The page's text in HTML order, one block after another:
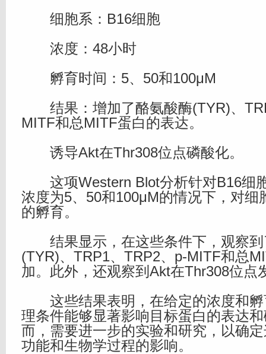
细胞系：B16细胞
浓度：48小时
孵育时间：5、50和100μM
结果：增加了酪氨酸酶(TYR)、
MITF和总MITF蛋白的表达。
诱导Akt在Thr308位点磷酸化。
这项Western Blot分析针对B16细
浓度为5、50和100μM的情况下，对细
的孵育。
结果显示，在这些条件下，观察到
(TYR)、TRP1、TRP2、p-MITF和总
加。此外，还观察到Akt在Thr308位点
这些结果表明，在给定的浓度和孵
理条件能够显著影响目标蛋白的表达
而，需要进一步的实验和研究，以确
功能和生物学过程的影响。